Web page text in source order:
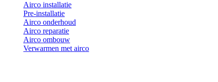
Airco installatie
Pre-installatie
Airco onderhoud
Airco reparatie
Airco ombouw
Verwarmen met airco